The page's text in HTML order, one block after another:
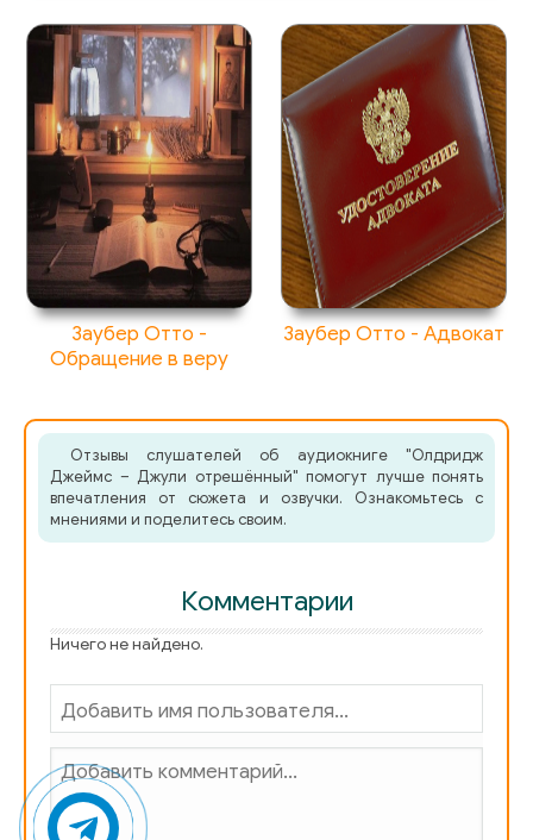
Заубер Отто -
Обращение в веру
Заубер Отто - Адвокат
Отзывы слушателей об аудиокниге "Олдридж
Джеймс – Джули отрешённый" помогут лучше понять
впечатления от сюжета и озвучки. Ознакомьтесь с
мнениями и поделитесь своим.
Комментарии
Ничего не найдено.